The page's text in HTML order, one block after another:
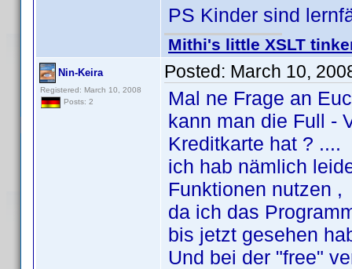
PS Kinder sind
Mithi's little XSLT
Nin-Keira
Registered: March 10, 2008
Posts: 2
Posted: March 10,
Mal ne Frage an
kann man die Full -
Kreditkarte hat ? ....
ich hab nämlich
Funktionen nutzen ,
da ich das
bis jetzt gesehen
Und bei der "free"